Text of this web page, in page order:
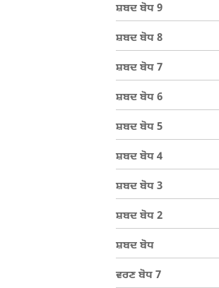
ਸ਼ਬਦ ਬੋਧ 9
ਸ਼ਬਦ ਬੋਧ 8
ਸ਼ਬਦ ਬੋਧ 7
ਸ਼ਬਦ ਬੋਧ 6
ਸ਼ਬਦ ਬੋਧ 5
ਸ਼ਬਦ ਬੋਧ 4
ਸ਼ਬਦ ਬੋਧ 3
ਸ਼ਬਦ ਬੋਧ 2
ਸ਼ਬਦ ਬੋਧ
ਵਰਣ ਬੋਧ 7